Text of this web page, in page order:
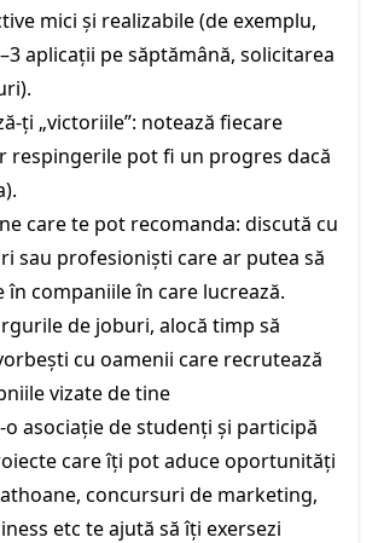
mici și realizabile (de exemplu,
aplicații pe săptămână, solicitarea
ți „victoriile”: notează fiecare
respingerile pot fi un progres dacă
care te pot recomanda: discută cu
sau profesioniști care ar putea să
în companiile în care lucrează.
de joburi, alocă timp să
cu oamenii care recrutează
vizate de tine
asociație de studenți și participă
care îți pot aduce oportunități
concursuri de marketing,
etc te ajută să îți exersezi